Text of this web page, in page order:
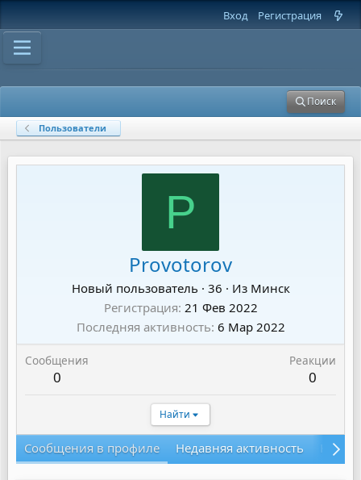
Вход Регистрация
Поиск
Пользователи
P
Provotorov
Новый пользователь · 36 · Из Минск
Регистрация 21 Фев 2022
Последняя активность 6 Мар 2022
Сообщения
0
Реакции
0
Найти
Сообщения в профиле Недавняя активность